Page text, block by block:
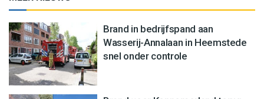
Brand in bedrijfspand aan
Wasserij-Annalaan in Heemstede
snel onder controle